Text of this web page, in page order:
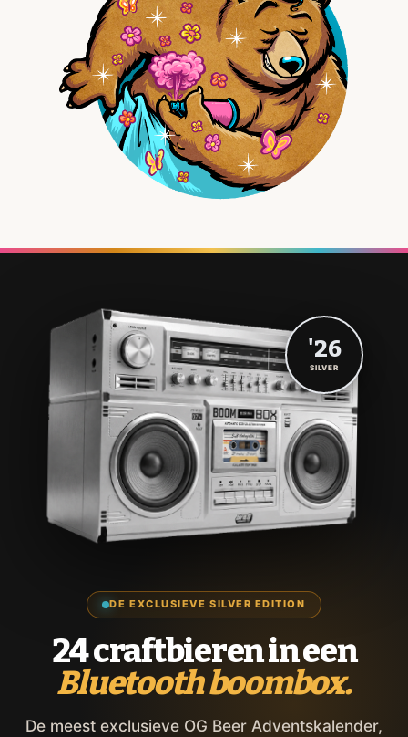
DE EXCLUSIEVE SILVER EDITION
24 craftbieren in een
Bluetooth boombox.
De meest exclusieve OG Beer Adventskalender,
'26
SILVER